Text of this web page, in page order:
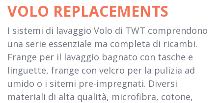
VOLO REPLACEMENTS
I sistemi di lavaggio Volo di TWT comprendono
una serie essenziale ma completa di ricambi.
Frange per il lavaggio bagnato con tasche e
linguette, frange con velcro per la pulizia ad
umido o i sitemi pre-impregnati. Diversi
materiali di alta qualità, microfibra, cotone,